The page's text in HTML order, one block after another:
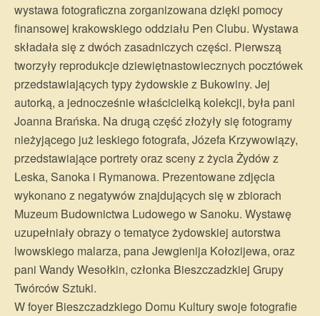
wystawa fotograficzna zorganizowana dzięki pomocy
finansowej krakowskiego oddziału Pen Clubu. Wystawa
składała się z dwóch zasadniczych części. Pierwszą
tworzyły reprodukcje dziewiętnastowiecznych pocztówek
przedstawiających typy żydowskie z Bukowiny. Jej
autorką, a jednocześnie właścicielką kolekcji, była pani
Joanna Brańska. Na drugą część złożyły się fotogramy
nieżyjącego już leskiego fotografa, Józefa Krzywowiązy,
przedstawiające portrety oraz sceny z życia Żydów z
Leska, Sanoka i Rymanowa. Prezentowane zdjęcia
wykonano z negatywów znajdujących się w zbiorach
Muzeum Budownictwa Ludowego w Sanoku. Wystawę
uzupełniały obrazy o tematyce żydowskiej autorstwa
lwowskiego malarza, pana Jewgienija Kołozijewa, oraz
pani Wandy Wesołkin, członka Bieszczadzkiej Grupy
Twórców Sztuki.
W foyer Bieszczadzkiego Domu Kultury swoje fotografie